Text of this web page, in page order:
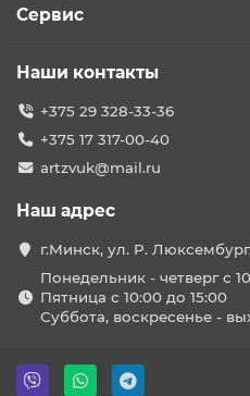
Сервис
Наши контакты
+375 29 328-33-36
+375 17 317-00-40
artzvuk@mail.ru
Наш адрес
г.Минск, ул. Р.
Понедельник - четверг с
Пятница с 10:00 до 15:00
Суббота, воскресенье -